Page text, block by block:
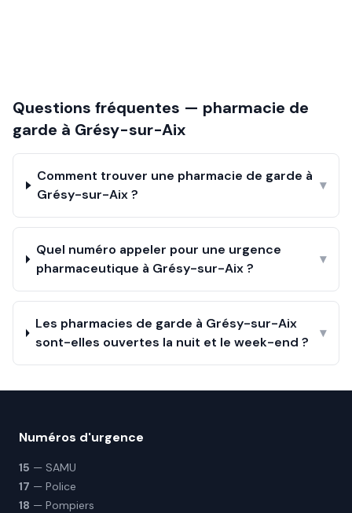
Questions fréquentes — pharmacie de
garde à Grésy-sur-Aix
Comment trouver une pharmacie de garde à
Grésy-sur-Aix ?
▾
Quel numéro appeler pour une urgence
pharmaceutique à Grésy-sur-Aix ?
▾
Les pharmacies de garde à Grésy-sur-Aix
sont-elles ouvertes la nuit et le week-end ?
▾
Numéros d'urgence
15 — SAMU
17 — Police
18 — Pompiers